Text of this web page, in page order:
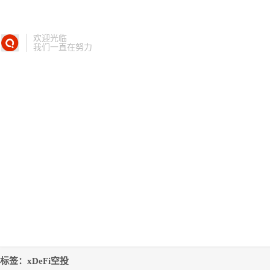
欢迎光临
我们一直在努力
标签：xDeFi空投